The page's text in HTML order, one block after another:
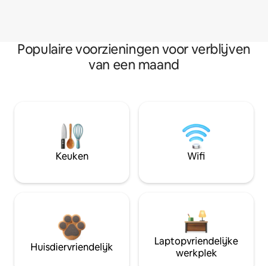
Populaire voorzieningen voor verblijven
van een maand
Keuken Wifi
Huisdiervriendelijk
Laptopvriendelijke
werkplek